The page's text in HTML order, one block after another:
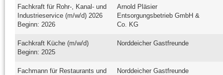
Fachkraft für Rohr-, Kanal- und
Industrieservice (m/w/d) 2026
Beginn: 2026
Arnold Pläsier
Entsorgungsbetrieb GmbH &
Co. KG
Fachkraft Küche (m/w/d)
Beginn: 2025
Norddeicher Gastfreunde
Fachmann für Restaurants und
Norddeicher Gastfreunde